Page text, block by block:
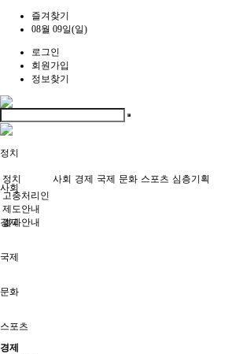
즐겨찾기
08월 09일(일)
로그인
회원가입
정보찾기
정치
사회
경제
국제
문화
스포츠
정치 사회 경제 국제 문화 스포츠 심층기획
고충처리인
제도안내
결과안내
경제